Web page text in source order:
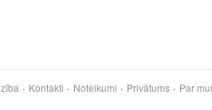
Kontakti Noteikumi Privātums Par